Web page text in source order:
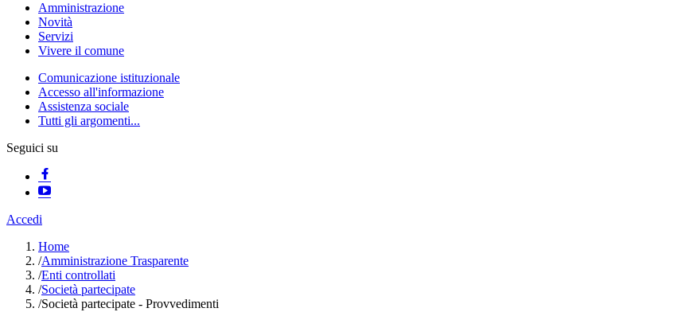
Amministrazione
Novità
Servizi
Vivere il comune
Comunicazione istituzionale
Accesso all'informazione
Assistenza sociale
Tutti gli argomenti...
Seguici su
Accedi
Home
/Amministrazione Trasparente
/Enti controllati
/Società partecipate
/Società partecipate - Provvedimenti